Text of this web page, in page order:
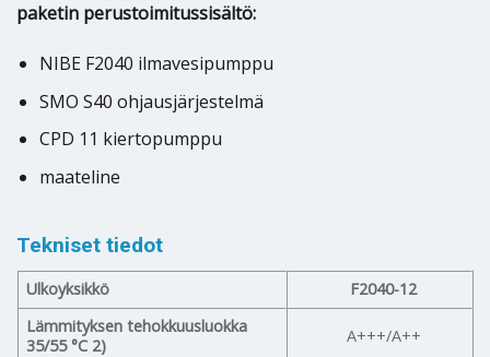
paketin perustoimitussisältö:
NIBE F2040 ilmavesipumppu
SMO S40 ohjausjärjestelmä
CPD 11 kiertopumppu
maateline
Tekniset tiedot
Ulkoyksikkö
F2040-12
Lämmityksen tehokkuusluokka
35/55 °C 2)
A+++/A++